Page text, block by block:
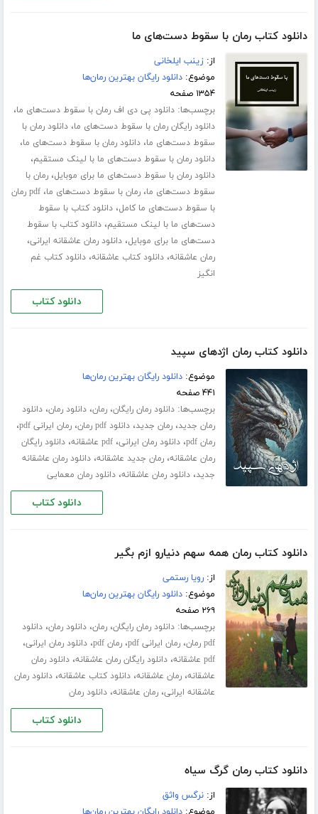
دانلود کتاب رمان با سقوط دست‌های ما
از:زینب ایلخانی
موضوع:دانلود رایگان بهترین رمان‌ها
۱۳۵۴ صفحه
برچسب‌ها:دانلود پی دی اف رمان با سقوط دست‌های ما،
دانلود رایگان رمان با سقوط دست‌های ما،دانلود رمان با
سقوط دست‌های ما،دانلود رمان با سقوط دست‌های ما،
دانلود رمان با سقوط دست‌های ما با لینک مستقیم،
دانلود رمان با سقوط دست‌های ما برای موبایل،رمان با
سقوط دست‌های ما،رمان با سقوط دست‌های ما،
pdf رمان
با سقوط دست‌های ما کامل،دانلود کتاب با سقوط
دست‌های ما با لینک مستقیم،دانلود کتاب با سقوط
دست‌های ما برای موبایل،دانلود رمان عاشقانه ایرانی،
رمان عاشقانه،دانلود کتاب عاشقانه،دانلود کتاب غم
انگیز
دانلود کتاب
دانلود کتاب رمان اژدهای سپید
موضوع:دانلود رایگان بهترین رمان‌ها
۴۴۱ صفحه
برچسب‌ها:دانلود رمان رایگان،رمان،دانلود رمان،دانلود
رمان جدید،رمان جدید،دانلود pdf رمان ،رمان ایرانی pdf ،
رمان pdf ،دانلود رمان ایرانی،pdf عاشقانه ،دانلود رایگان
رمان عاشقانه،رمان جدید عاشقانه،دانلود رمان عاشقانه
جدید،دانلود رمان عاشقانه،دانلود رمان معمایی
دانلود کتاب
دانلود کتاب رمان همه سهم دنیارو ازم بگیر
از:رویا رستمی
موضوع:دانلود رایگان بهترین رمان‌ها
۲۶۹ صفحه
برچسب‌ها:دانلود رمان رایگان،رمان،دانلود رمان،دانلود
pdf رمان
،رمان ایرانی pdf ،رمان pdf ،دانلود رمان ایرانی،
pdf عاشقانه ،دانلود رایگان رمان عاشقانه،دانلود رمان
عاشقانه،رمان عاشقانه،دانلود کتاب عاشقانه،دانلود رمان
عاشقانه ایرانی،رمان عاشقانه،دانلود رمان
دانلود کتاب
دانلود کتاب رمان گرگ سیاه
از:نرگس واثق